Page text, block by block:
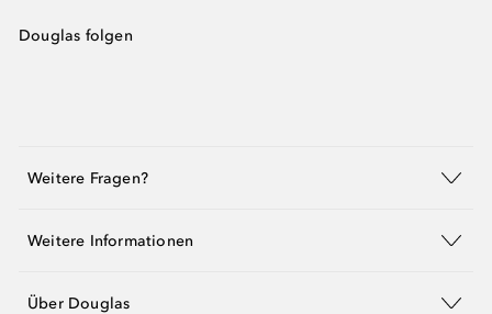
Douglas folgen
Weitere Fragen?
Weitere Informationen
Über Douglas